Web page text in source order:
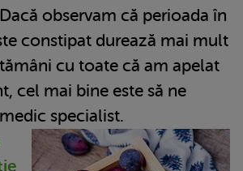
observam că perioada în
constipat durează mai mult
cu toate că am apelat
cel mai bine este să ne
specialist.